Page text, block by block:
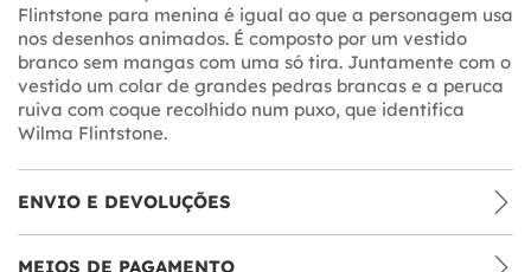
Flintstone para menina é igual ao que a personagem usa
nos desenhos animados. É composto por um vestido
branco sem mangas com uma só tira. Juntamente com o
vestido um colar de grandes pedras brancas e a peruca
ruiva com coque recolhido num puxo, que identifica
Wilma Flintstone.
ENVIO E DEVOLUÇÕES
MEIOS DE PAGAMENTO